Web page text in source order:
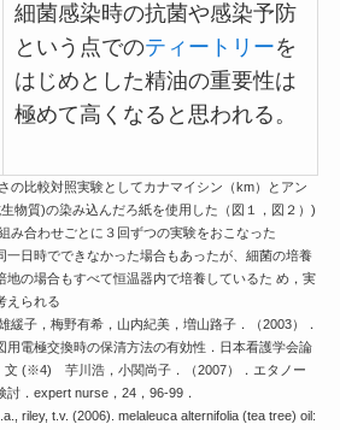
細菌感染時の抗菌や感染予防
という点でのティートリーを
はじめとした精油の重要性は
極めて高くなると思われる。
比較対照実験としてカナマイシン（km）とアン
物質)の染み込んだろ紙を使用した（図１，図２）)
合わせごとに３回ずつの実験をおこなった
一日時でできなかった場合もあったが、細菌の培養
地の場合もすべて恒温器内で培養しているた め，実
えられる
子，梅野有希，山内紀美，増山路子．（2003）．
用電極交換時の保清方法の有効性．日本看護学会論
文 (※4) 芋川浩，小関尚子．（2007）．エタノー
．expert nurse，24，96-99．
riley, t.v. (2006). melaleuca alternifolia (tea tree) oil: